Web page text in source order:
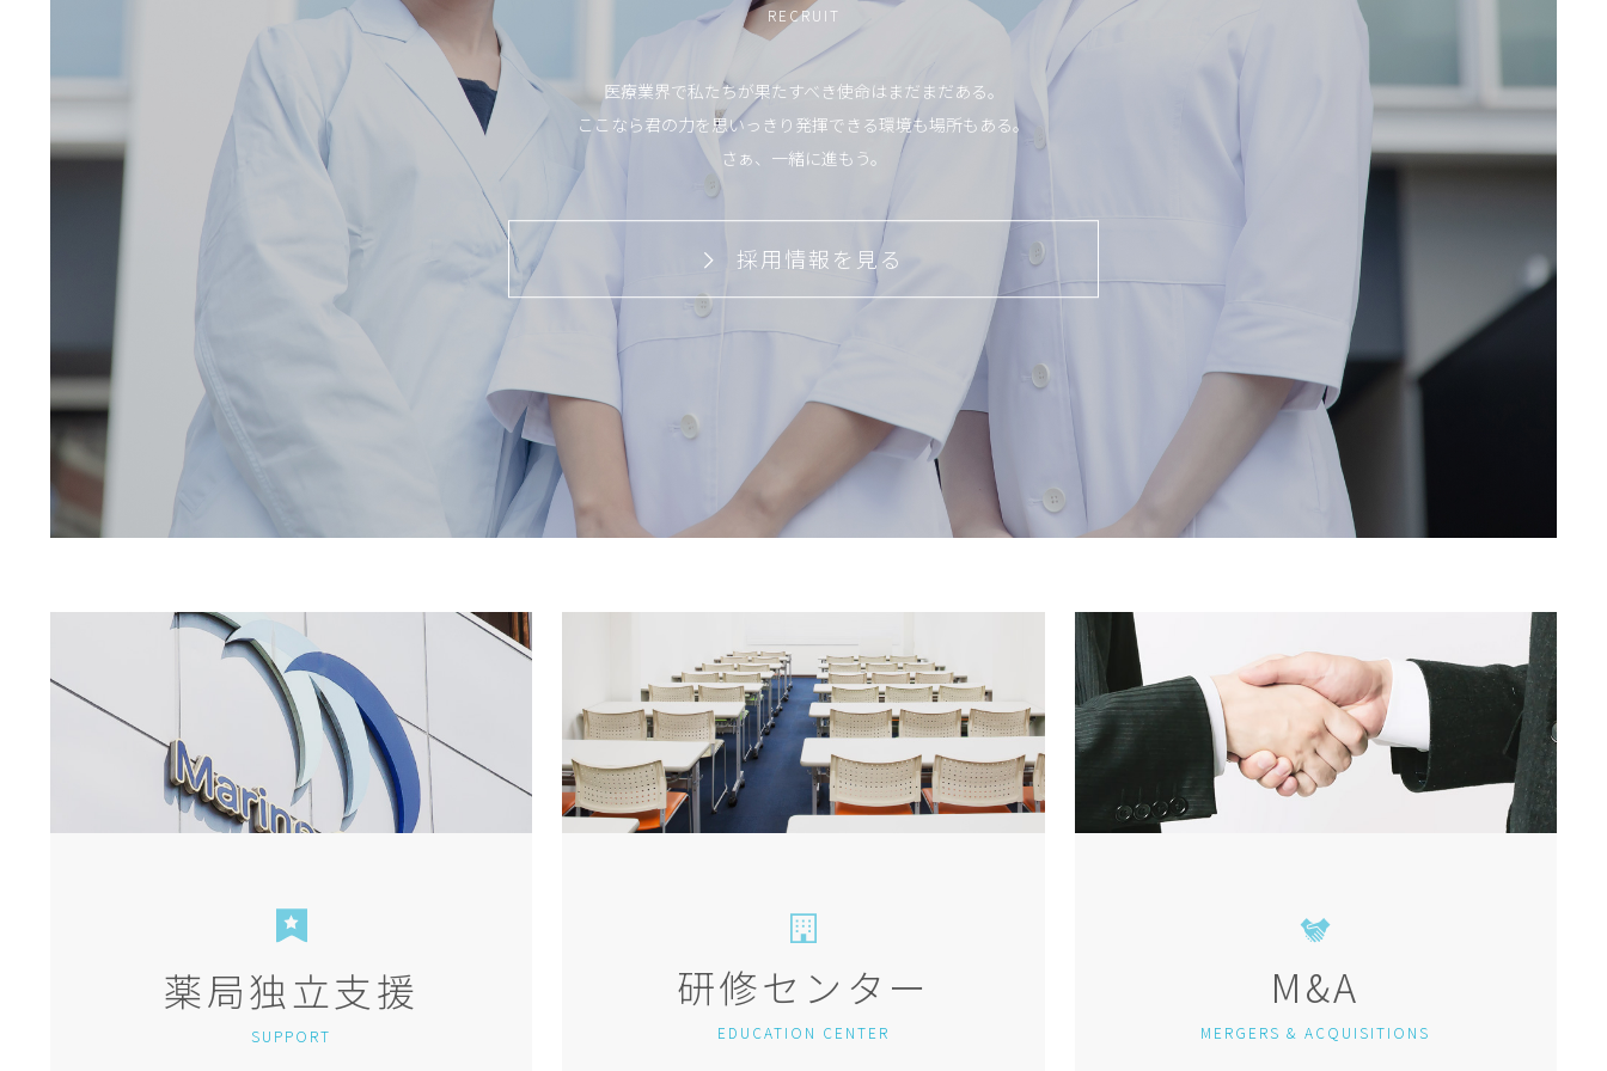
RECRUIT
医療業界で私たちが果たすべき使命はまだまだある。
ここなら君の力を思いっきり発揮できる環境も場所もある。
さぁ、一緒に進もう。
採用情報を見る
薬局独立支援
SUPPORT
研修センター
EDUCATION CENTER
M&A
MERGERS & ACQUISITIONS